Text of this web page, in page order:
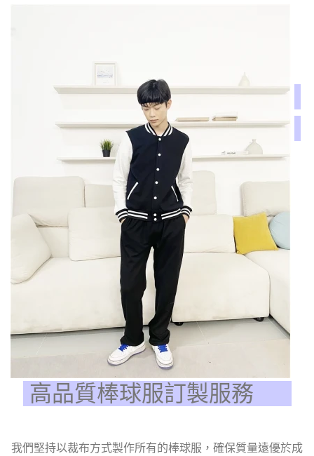
高品質棒球服訂製服務
我們堅持以裁布方式製作所有的棒球服，確保質量遠優於成